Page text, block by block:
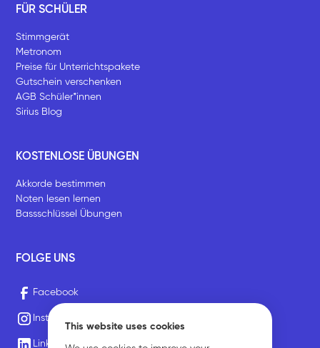
This website uses cookies
FÜR SCHÜLER
Stimmgerät
Metronom
Preise für Unterrichtspakete
Gutschein verschenken
AGB Schüler*innen
Sirius Blog
KOSTENLOSE ÜBUNGEN
Akkorde bestimmen
Noten lesen lernen
Bassschlüssel Übungen
FOLGE UNS
Facebook
Instagram
LinkedIn